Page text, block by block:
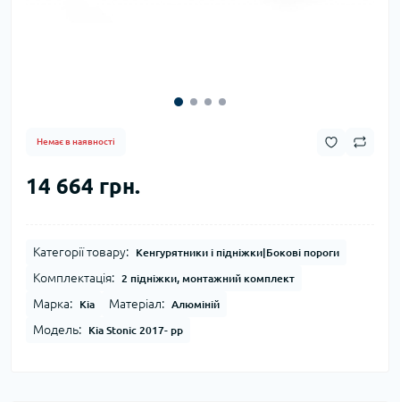
Немає в наявності
14 664 грн.
Категорії товару: Кенгурятники і підніжки|Бокові пороги
Комплектація: 2 підніжки, монтажний комплект
Марка: Kia Матеріал: Алюміній
Модель: Kia Stonic 2017- рр